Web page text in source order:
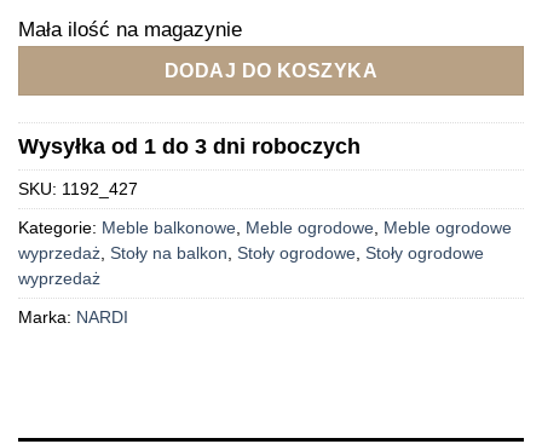
Mała ilość na magazynie
DODAJ DO KOSZYKA
Wysyłka od 1 do 3 dni roboczych
SKU: 1192_427
Kategorie: Meble balkonowe, Meble ogrodowe, Meble ogrodowe
wyprzedaż, Stoły na balkon, Stoły ogrodowe, Stoły ogrodowe
wyprzedaż
Marka: NARDI